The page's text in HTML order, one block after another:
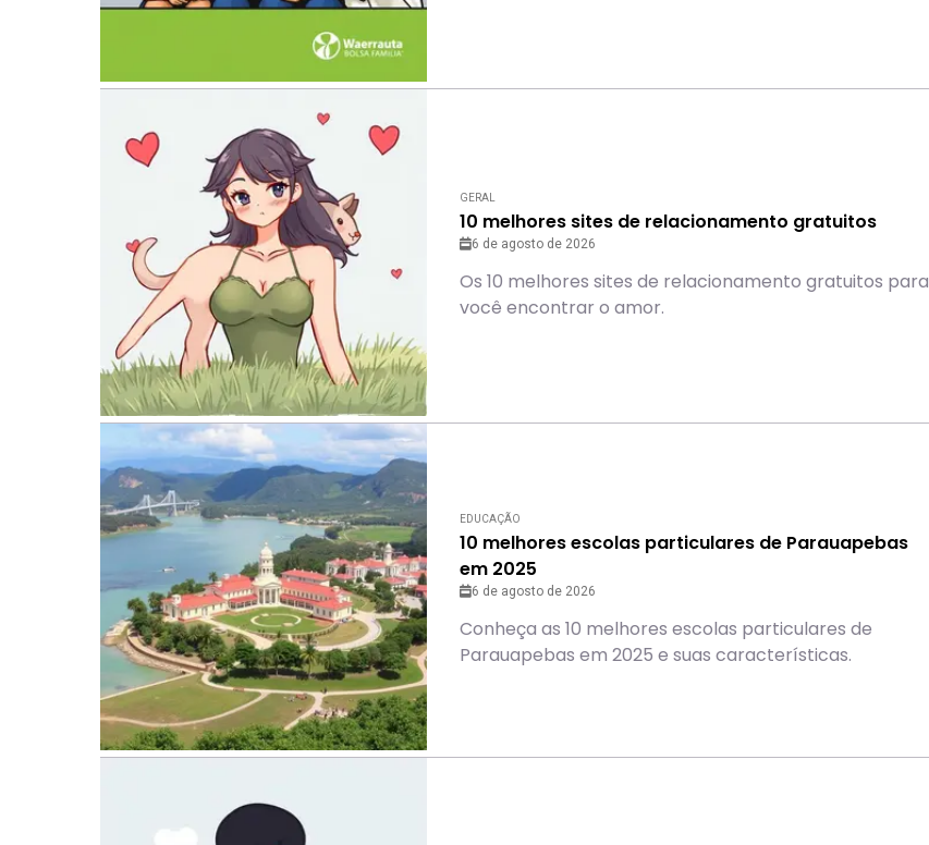
GERAL
10 melhores sites de relacionamento gratuitos
6 de agosto de 2026
Os 10 melhores sites de relacionamento gratuitos para
você encontrar o amor.
EDUCAÇÃO
10 melhores escolas particulares de Parauapebas
em 2025
6 de agosto de 2026
Conheça as 10 melhores escolas particulares de
Parauapebas em 2025 e suas características.